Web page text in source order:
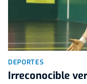
DEPORTES
Irreconocible